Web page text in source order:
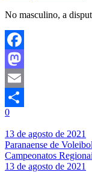
No masculino, a
Facebook
Mastodon
Email
Share
0
13 de agosto de 2021
Paranaense de
Campeonatos
13 de agosto de 2021